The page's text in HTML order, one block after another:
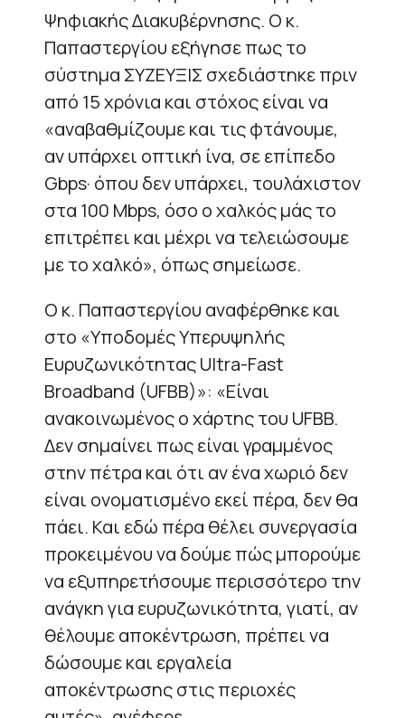
Ψηφιακής Διακυβέρνησης. Ο κ.
Παπαστεργίου εξήγησε πως το
σύστημα ΣΥΖΕΥΞΙΣ σχεδιάστηκε πριν
από 15 χρόνια και στόχος είναι να
«αναβαθμίζουμε και τις φτάνουμε,
αν υπάρχει οπτική ίνα, σε επίπεδο
Gbps· όπου δεν υπάρχει, τουλάχιστον
στα 100 Mbps, όσο ο χαλκός μάς το
επιτρέπει και μέχρι να τελειώσουμε
με το χαλκό», όπως σημείωσε.
Ο κ. Παπαστεργίου αναφέρθηκε και
στο «Υποδομές Υπερυψηλής
Ευρυζωνικότητας Ultra-Fast
Broadband (UFBB)»: «Είναι
ανακοινωμένος ο χάρτης του UFBB.
Δεν σημαίνει πως είναι γραμμένος
στην πέτρα και ότι αν ένα χωριό δεν
είναι ονοματισμένο εκεί πέρα, δεν θα
πάει. Και εδώ πέρα θέλει συνεργασία
προκειμένου να δούμε πώς μπορούμε
να εξυπηρετήσουμε περισσότερο την
ανάγκη για ευρυζωνικότητα, γιατί, αν
θέλουμε αποκέντρωση, πρέπει να
δώσουμε και εργαλεία
αποκέντρωσης στις περιοχές